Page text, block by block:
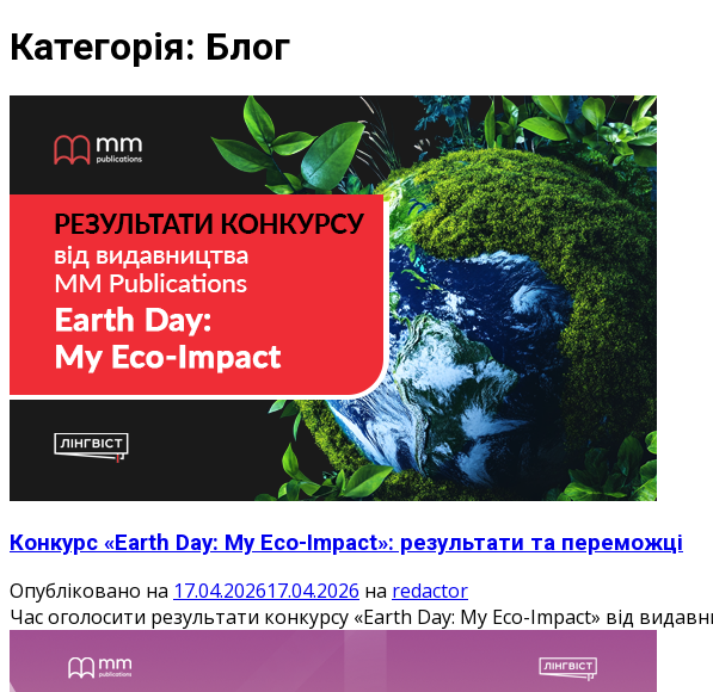
Категорія: Блог
Конкурс «Earth Day: My Eco-Impact»: результати та переможці
Опубліковано на 17.04.202617.04.2026 на redactor
Час оголосити результати конкурсу «Earth Day: My Eco-Impact» від